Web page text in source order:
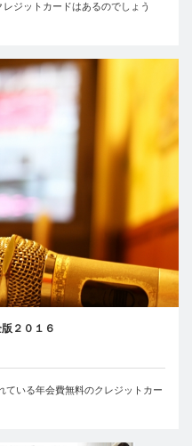
ジットカードはあるのでしょう
２０１６
ている年会費無料のクレジットカー